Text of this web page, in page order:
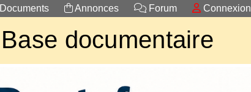
Documents Annonces Forum Connexion
Base documentaire